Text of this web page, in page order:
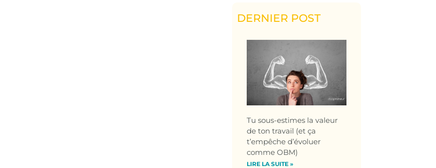
DERNIER POST
Tu sous-estimes la valeur
de ton travail (et ça
t’empêche d’évoluer
comme OBM)
LIRE LA SUITE »